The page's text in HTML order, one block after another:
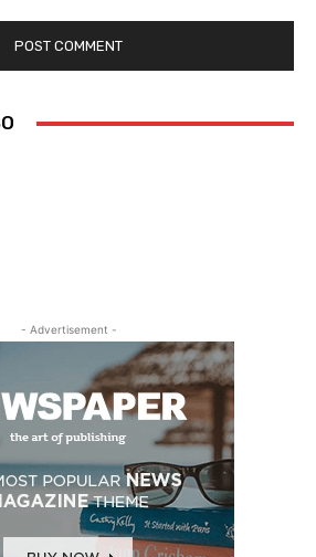
- Advertisement -